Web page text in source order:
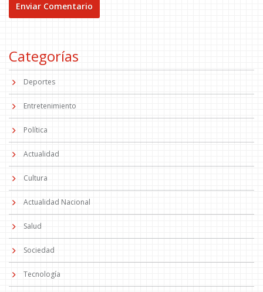
Categorías
Deportes
Entretenimiento
Política
Actualidad
Cultura
Actualidad Nacional
Salud
Sociedad
Tecnología